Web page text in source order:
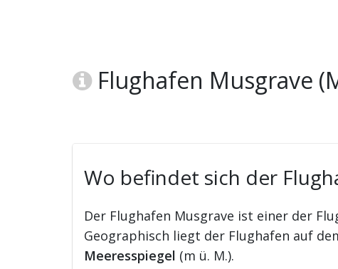
Flughafen Musgrave
Wo befindet sich der
Der Flughafen Musgrave ist einer der
Geographisch liegt der Flughafen auf
Meeresspiegel (m ü. M.).